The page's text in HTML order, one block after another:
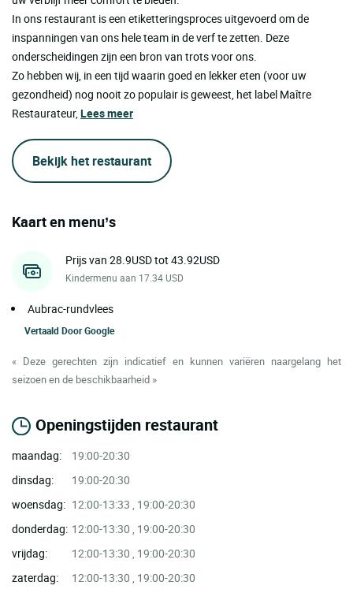
In ons restaurant is een etiketteringsproces uitgevoerd om de
inspanningen van ons hele team in de verf te zetten. Deze
onderscheidingen zijn een bron van trots voor ons.
Zo hebben wij, in een tijd waarin goed en lekker eten (voor uw
gezondheid) nog nooit zo populair is geweest, het label Maître
Restaurateur, Lees meer
Bekijk het restaurant
Kaart en menu’s
Prijs van 28.9USD tot 43.92USD
Kindermenu aan 17.34 USD
Aubrac-rundvlees
Vertaald DoorGoogle
« Deze gerechten zijn indicatief en kunnen variëren naargelang het
seizoen en de beschikbaarheid »
Openingstijden restaurant
maandag:
19:00-20:30
dinsdag:
19:00-20:30
woensdag: 12:00-13:33 , 19:00-20:30
donderdag: 12:00-13:30 , 19:00-20:30
vrijdag:
12:00-13:30 , 19:00-20:30
zaterdag:
12:00-13:30 , 19:00-20:30